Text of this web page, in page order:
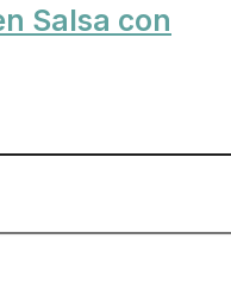
Salsa con